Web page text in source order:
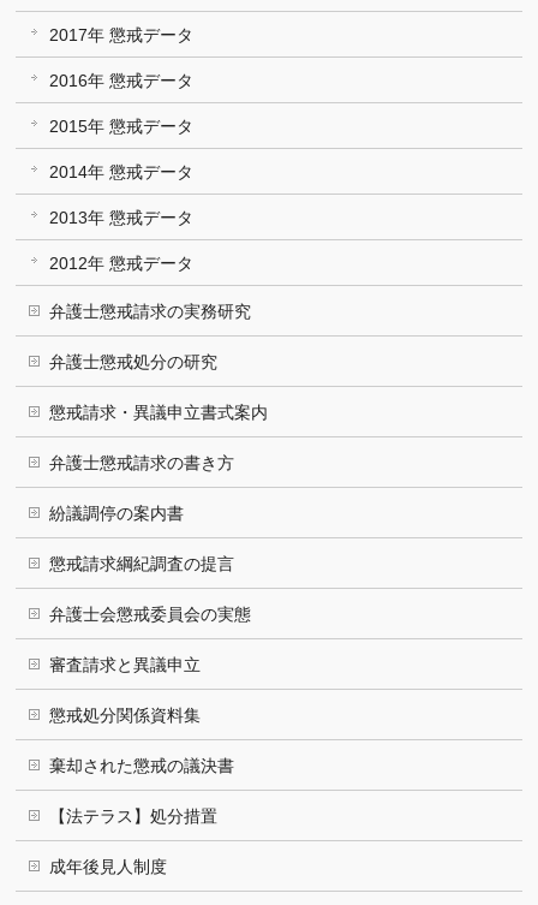
2017年 懲戒データ
2016年 懲戒データ
2015年 懲戒データ
2014年 懲戒データ
2013年 懲戒データ
2012年 懲戒データ
弁護士懲戒請求の実務研究
弁護士懲戒処分の研究
懲戒請求・異議申立書式案内
弁護士懲戒請求の書き方
紛議調停の案内書
懲戒請求綱紀調査の提言
弁護士会懲戒委員会の実態
審査請求と異議申立
懲戒処分関係資料集
棄却された懲戒の議決書
【法テラス】処分措置
成年後見人制度